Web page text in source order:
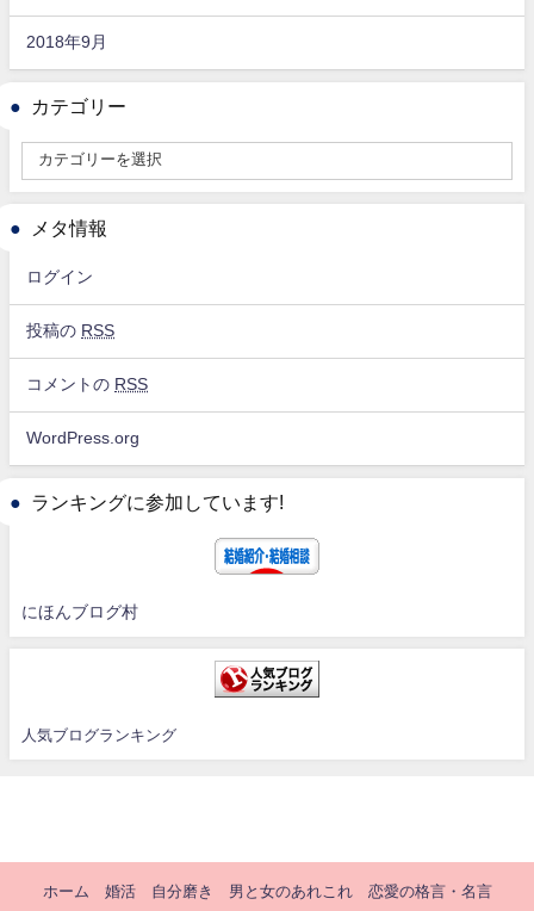
2018年9月
カテゴリー
メタ情報
ログイン
投稿の RSS
コメントの RSS
WordPress.org
ランキングに参加しています!
にほんブログ村
人気ブログランキング
ホーム 婚活 自分磨き 男と女のあれこれ 恋愛の格言・名言